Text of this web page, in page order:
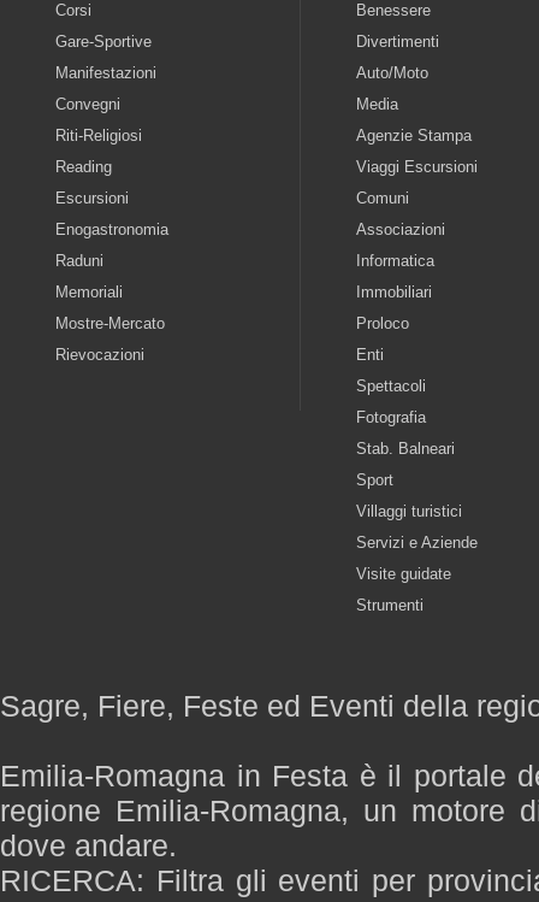
Corsi
Gare-Sportive
Manifestazioni
Convegni
Riti-Religiosi
Reading
Escursioni
Enogastronomia
Raduni
Memoriali
Mostre-Mercato
Rievocazioni
Benessere
Divertimenti
Auto/Moto
Media
Agenzie Stampa
Viaggi Escursioni
Comuni
Associazioni
Informatica
Immobiliari
Proloco
Enti
Spettacoli
Fotografia
Stab. Balneari
Sport
Villaggi turistici
Servizi e Aziende
Visite guidate
Strumenti
Sagre, Fiere, Feste ed Eventi della
Emilia-Romagna in Festa è il portale
regione Emilia-Romagna, un motore
dove andare.
RICERCA: Filtra gli eventi per